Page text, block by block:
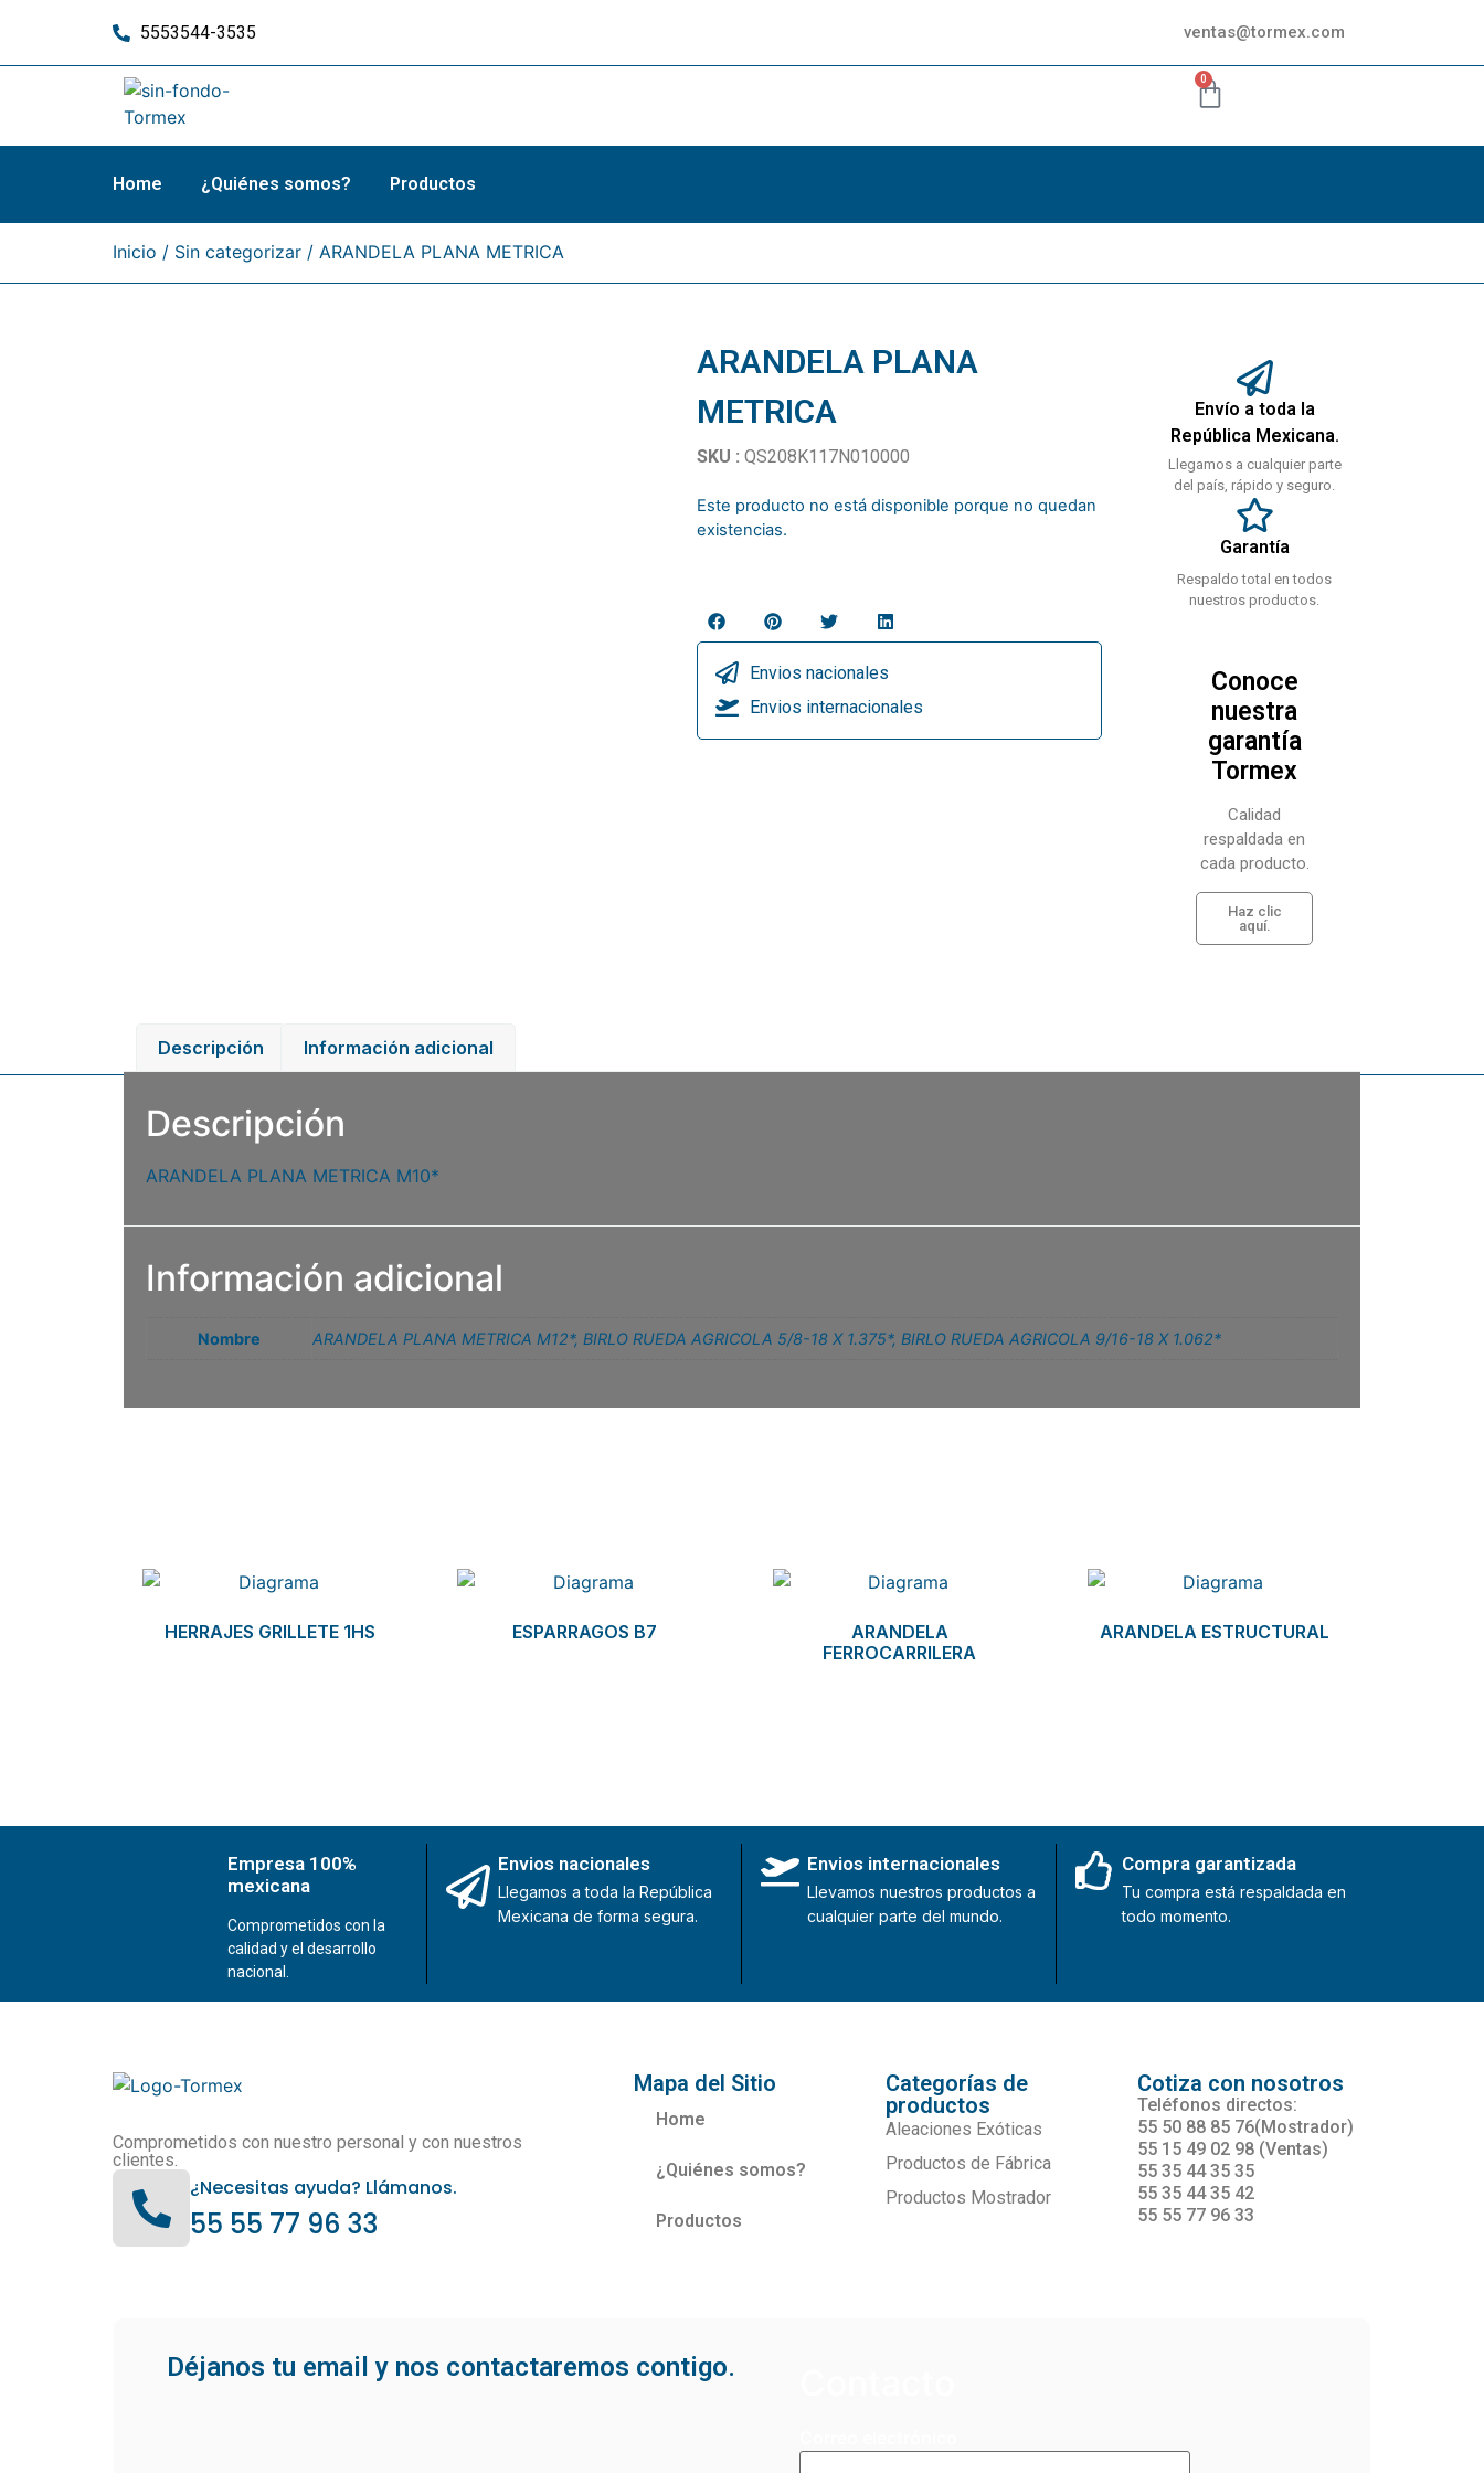
5553544-3535 ventas@tormex.com
0
Home ¿Quiénes somos? Productos
Inicio / Sin categorizar / ARANDELA PLANA METRICA
ARANDELA PLANA
METRICA
SKU : QS208K117N010000
Este producto no está disponible porque no quedan
existencias.
Envios nacionales
Envios internacionales
Envío a toda la
República Mexicana.
Llegamos a cualquier parte
del país, rápido y seguro.
Garantía
Respaldo total en todos
nuestros productos.
Conoce
nuestra
garantía
Tormex
Calidad
respaldada en
cada producto.
Haz clic
aquí.
Descripción Información adicional
Descripción
ARANDELA PLANA METRICA M10*
Información adicional
Nombre ARANDELA PLANA METRICA M12*, BIRLO RUEDA AGRICOLA 5/8-18 X 1.375*, BIRLO RUEDA AGRICOLA 9/16-18 X 1.062*
HERRAJES GRILLETE 1HS ESPARRAGOS B7
ARANDELA
FERROCARRILERA
ARANDELA ESTRUCTURAL
Empresa 100%
mexicana
Comprometidos con la
calidad y el desarrollo
nacional.
Envios nacionales
Llegamos a toda la República
Mexicana de forma segura.
Envios internacionales
Llevamos nuestros productos a
cualquier parte del mundo.
Compra garantizada
Tu compra está respaldada en
todo momento.
Comprometidos con nuestro personal y con nuestros
clientes.
¿Necesitas ayuda? Llámanos.
55 55 77 96 33
Mapa del Sitio
Home
¿Quiénes somos?
Productos
Categorías de
productos
Aleaciones Exóticas
Productos de Fábrica
Productos Mostrador
Cotiza con nosotros
Teléfonos directos:
55 50 88 85 76(Mostrador)
55 15 49 02 98 (Ventas)
55 35 44 35 35
55 35 44 35 42
55 55 77 96 33
Déjanos tu email y nos contactaremos contigo.